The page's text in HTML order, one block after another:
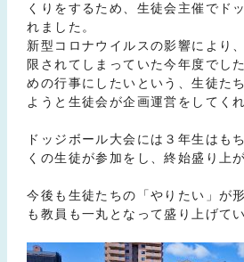
くりをするため、生徒会主催でド
れました。
新型コロナウイルスの影響により
限されてしまっていた今年度でし
めの行事にしたいという、生徒た
ようと生徒会が企画運営をしてく
ドッジボール大会には３年生はも
くの生徒が参加をし、終始盛り上
今後も生徒たちの「やりたい」が
も教員も一丸となって盛り上げて